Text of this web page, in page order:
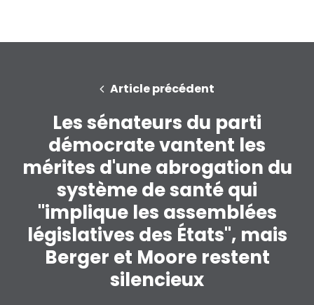
Article précédent
Les sénateurs du parti
démocrate vantent les
mérites d'une abrogation du
système de santé qui
"implique les assemblées
législatives des États", mais
Berger et Moore restent
silencieux